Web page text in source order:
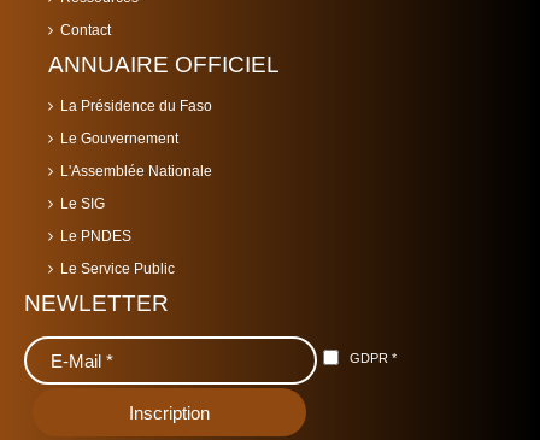
Contact
ANNUAIRE OFFICIEL
La Présidence du Faso
Le Gouvernement
L'Assemblée Nationale
Le SIG
Le PNDES
Le Service Public
NEWLETTER
GDPR *